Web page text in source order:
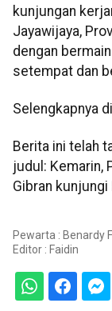
kunjungan
Jayawijaya,
dengan
setempat dan
Selengkapnya
Berita ini telah
judul: Kemarin,
Gibran kunjungi
Pewarta : Benardy
Editor : Faidin